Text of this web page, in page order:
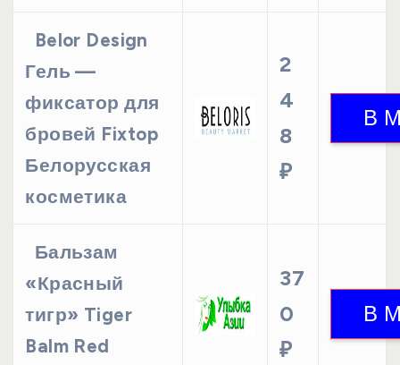
Belor Design
Гель —
фиксатор для
бровей Fixtop
Белорусская
косметика
2
4
8
₽
Бальзам
«Красный
тигр» Tiger
Balm Red
37
0
₽